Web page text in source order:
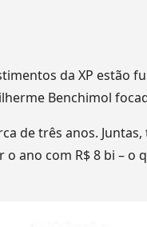
da XP estão
Benchimol
de três anos.
ano com R$ 8 bi – o